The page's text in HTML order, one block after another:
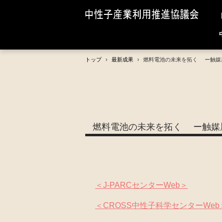
トップ › 最新成果 › 燃料電池の未来を拓く ー触媒
燃料電池の未来を拓く ー触媒
＜J-PARCセンターWeb＞
＜CROSS中性子科学センターWeb